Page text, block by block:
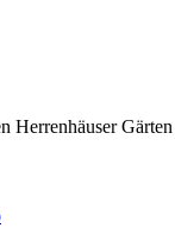
Herrenhäuser Gärten